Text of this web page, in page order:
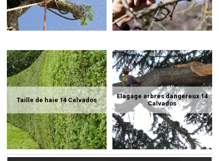
Taille de haie 14 Calvados
Elagage arbres dangereux 14
Calvados